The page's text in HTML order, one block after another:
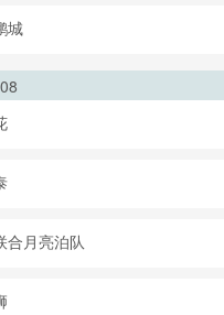
城
合月亮泊队